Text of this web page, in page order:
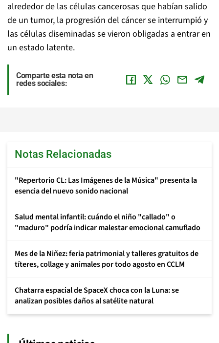
alrededor de las células cancerosas que habían salido
de un tumor, la progresión del cáncer se interrumpió y
las células diseminadas se vieron obligadas a entrar en
un estado latente.
Comparte esta nota en
redes sociales:
Notas Relacionadas
"Repertorio CL: Las Imágenes de la Música" presenta la
esencia del nuevo sonido nacional
Salud mental infantil: cuándo el niño "callado" o
"maduro" podría indicar malestar emocional camuflado
Mes de la Niñez: feria patrimonial y talleres gratuitos de
títeres, collage y animales por todo agosto en CCLM
Chatarra espacial de SpaceX choca con la Luna: se
analizan posibles daños al satélite natural